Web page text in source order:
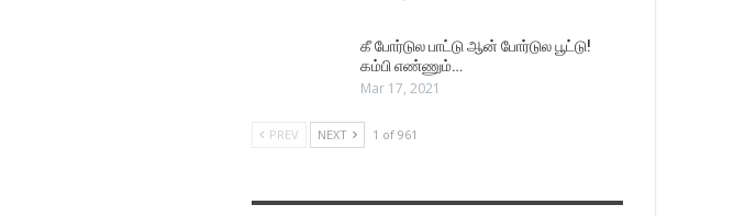
கீ போர்டுல பாட்டு ஆன் போர்டுல பூட்டு!
கம்பி எண்ணும்…
Mar 17, 2021
PREV NEXT 1 of 961